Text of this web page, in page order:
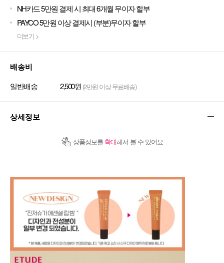
NH카드 5만원 결제 시 최대 6개월 무이자 할부
PAYCO 5만원 이상 결제시 (부분)무이자 할부
더보기 >
배송비
일반배송 2,500원 (2만원 이상 무료배송)
상세정보
상품정보를 확대해서 볼 수 있어요